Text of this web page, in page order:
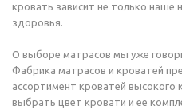
кровать зависит не только наше
здоровья.
О выборе матрасов мы уже
Фабрика матрасов и кроватей
ассортимент кроватей высокого
выбрать цвет кровати и ее